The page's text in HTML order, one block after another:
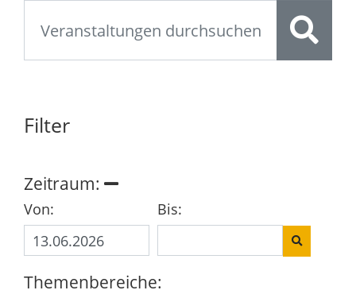
Filter
Zeitraum:
Von: Bis:
Themenbereiche: